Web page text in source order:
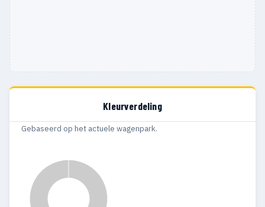
Kleurverdeling
Gebaseerd op het actuele wagenpark.